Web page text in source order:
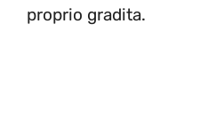
proprio gradita.